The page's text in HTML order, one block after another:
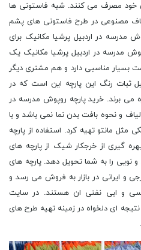
خود مصرف می کنند. شبه فاستونی ها
مصنوعی در طرح فاستونی های پشم
مدرسه در اردبیل پرشیا مکانیک برای
مدرسه در اردبیل پرشیا مکانیک یک
مناسبی دارد و هم مشتری دیگر
ثبات رنگ این پارچه این است که در
می برند. خرید پارچه روپوش مدرسه در
و نحوه بافت بدن نما نمی باشد و با
مانتو تهیه کرد. استفاده از پارچه
گیری از خرجکار شیک از پارچه های
نویی را به شما تحویل دهد. پارچه های
و ایرانی در بازار به فروش می رسد و
و ابی نفتی ان هستند. در سایت
ای دلخواه در زمینه تهیه طرح های